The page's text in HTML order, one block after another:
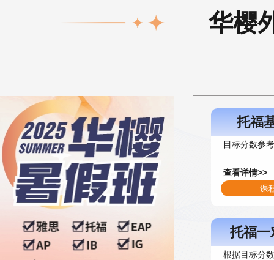
华樱
托福
目标分数参
查看详情>>
课
托福一
根据目标分